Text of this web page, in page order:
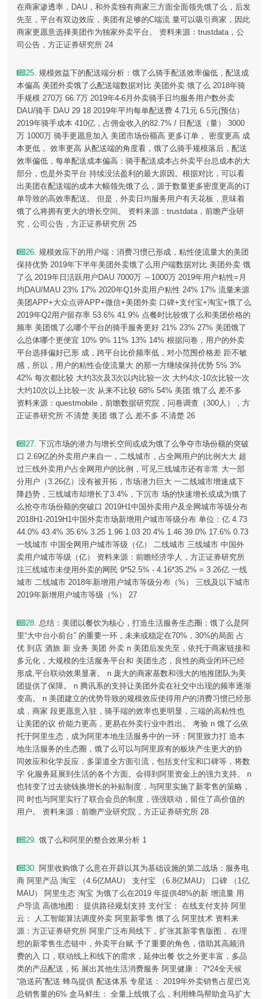
在商家渗透率，DAU，和外卖独有商家三方面全面领先饿了么，后发
先至，平台有双边效应，美团有足够的C端流 量可以吸引商家，因此
商家更愿意选择美团作为独家外卖平台。 资料来源：trustdata，公
司公告，方正证券研究所 24
25. 规模效益下的配送端分析：饿了么骑手配送效率偏低，配送成
本偏高 美团外卖饿了么配送端数据对比 美团外卖 饿了么 2018年骑
手规模 270万 66.7万 2019年4-6月外卖骑手日均服务用户数外卖
DAU/骑手 DAU 29 18 2019年平均每单配送费 4.71元 6.5元(预估）
2019年骑手成本 410亿，占佣金收入的82.7% / 日配送（量） 3000
万 1000万 骑手更愿意加入 美团市场份额高 更多订单， 密度更高 成
本更低， 效率更高 从配送端的角度看，饿了么骑手规模落后，配送
效率偏低，每单配送成本偏高：骑手配送成本占外卖平台总成本的大
部分，也是外卖平台 持续没法盈利的最大原因。根据对比，可以看
出美团在配送端的成本大幅领先饿了么，源于数量更多密度更高的订
单导致的高效率配送。 但是，外卖日均服务用户有天花板，意味着
饿了么将拥有更大的增长空间。 资料来源：trustdata，前瞻产业研
究，公司公告，方正证券研究所 25
26. 规模效应下的用户端：消费习惯已形成，粘性使流量大的美团
保持优势 2019年下半年美团外卖饿了么用户端数据对比 美团外卖 饿
了么 2019年日活跃用户DAU 7000万 ～1000万 2019年用户粘性=月
均DAU/MAU 23% 17% 2020年Q1外卖用户粘性 24% 17% 流量来源
美团APP+大众点评APP+微信+美团外卖 口碑+支付宝+淘宝+饿了么
2019年Q2用户留存率 53.6% 41.9% 点餐时比较饿了么和美团价格的
频率 美团饿了么哪个平台的骑手服务更好 21% 23% 27% 美团饿了
么总体哪个更便宜 10% 9% 11% 13% 14% 根据问卷，用户的外卖
平台选择偏好已形 成，跨平台比价频率低，对小范围价格差 距不敏
感，所以，用户的粘性会使流量大 的那一方继续保持优势 5% 3%
42% 每次都比较 大约3次及3次以内比较一次 大约4次-10次比较一次
大约10次以上比较一次 从来不比较 68% 54% 美团 饿了么 差不多
资料来源：questmobile，前瞻数据研究院，问卷调查（300人），方
正证券研究所 不清楚 美团 饿了么 差不多 不清楚 26
27. 下沉市场的潜力与增长空间或成为饿了么争夺市场份额的突破
口 2.69亿的外卖用户来自一，二线城市，占全网用户的比例大大 超
过三线外卖用户占全网用户的比例，可见三线城市还有非常 大一部
分用户（3.26亿）没有被开拓，市场潜力巨大 一二线城市增速成下
降趋势，三线城市却增长了3.4%，下沉市 场的快速增长或成为饿了
么抢夺市场份额的突破口 2019H1中国外卖用户及全网城市等级分布
2018H1-2019H1中国外卖市场新增用户城市等级分布 单位：亿 4.73
44.0% 43.4% 35.6% 3.25 1.96 1.03 20.4% 1.46 39.0% 17.6% 0.73
一线城市 中国全网用户城市等级（亿） 二线城市 三线城市 中国外
卖用户城市等级（亿） 资料来源：前瞻经济学人，方正证券研究所
注三线城市未使用外卖的网民 9*52.5% - 4.16*35.2% = 3.26亿 一线
城市 二线城市 2018年新增用户城市等级分布（%） 三线及以下城市
2019年新增用户城市等级（%） 27
28. 总结：美团以餐饮为核心，打造生活服务生态圈；饿了么是阿
里“大中台小前台” 的重要一环，未来或稳定在70%，30%的局面 占
优 到店 酒旅 新 业务 美团 外卖 n 美团后发先至，依托于商家链接和
多元化，大规模的生活服务平台和 美团生态，良性的商业闭环已经
形成,平台联动效果显著。 n 庞大的商家基数和强大的地推团队为美
团提供了保障。 n 腾讯系的支持让美团外卖在社交中出现的频率逐渐
变高。 n 美团建立的优势导致的规模效应使得用户的消费习惯已经形
成，商家 段更愿意入驻，骑手端的效率也更明显，三端的高粘性也
让美团的议 价能力更高，更易在外卖行业中胜出。 考验 n 饿了么依
托于阿里生态，成为阿里本地生活服务中的一环：阿里致力打 造本
地生活服务的生态圈，饿了么可以与阿里原有的板块产生更大的协
同效应和化学反应，多渠道全方面引流，包括支付宝和口碑等，将数
字 化服务延展到生活的各个方面。会得到阿里资金上的强力支持。 n
也转变了过去烧钱换增长的补贴制度，与阿里实施了新零售的策略，
同 时也与阿里实行了联合会员的制度，强强联动，留住了高价值的
用户。 资料来源：前瞻产业研究院，方正证券研究所 28
29. 饿了么和阿里的整合效果分析 1
30. 阿里收购饿了么意在开辟以其为基础设施的第二战场：服务电
商 阿里产品 淘宝 （4.6亿MAU） 支付宝 （6.8亿MAU） 口碑 （1亿
MAU） 阿里生态 淘宝 为饿了么在2019 年提供48%的新 增流量 用
户导流 高德地图： 提供路径规划支持 支付宝： 在线支付支持 阿里
云： 人工智能算法调度外卖 阿里新零售 饿了么 阿里技术 资料来
源：方正证券研究所 阿里广泛布局线下，扩张其新零售版图， 在理
想的新零售生态链中，外卖平台赋 予了重要的角色，借助其高频消
费的入 口，联动线上和线下的需求，延伸出餐 饮之外更丰富，多品
类的产品配送，拓 展出其他生活消费服务 阿里健康： 7*24全天候
“急送药”配送 蜂鸟提供 配送体系 专星送： 2019年外卖销售占星巴克
总销售量的6% 盒马鲜生： 全量上线饿了么，利用蜂鸟帮助盒马扩大